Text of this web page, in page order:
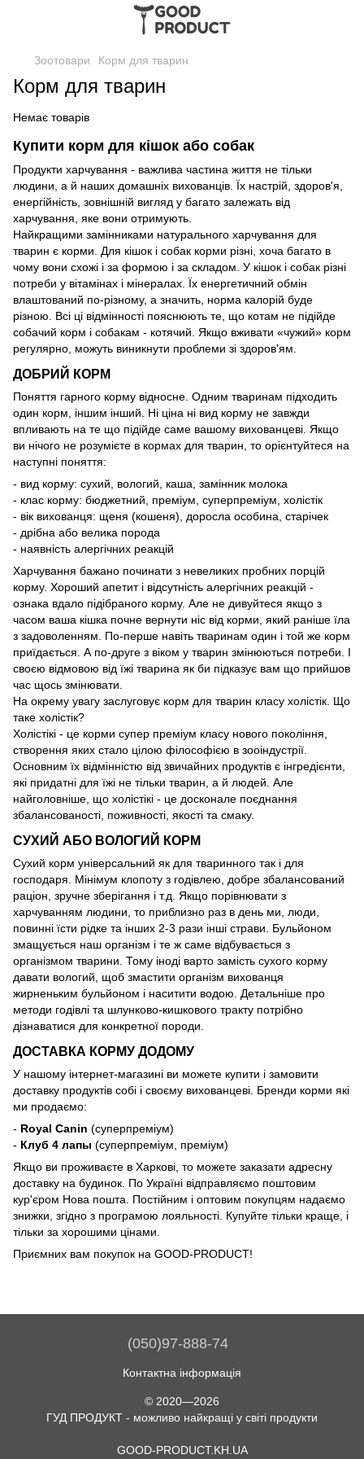
Зоотовари Корм для тварин
Корм для тварин
Немає товарів
Купити корм для кішок або собак
Продукти харчування - важлива частина життя не тільки
людини, а й наших домашніх вихованців. Їх настрій, здоров'я,
енергійність, зовнішній вигляд у багато залежать від
харчування, яке вони отримують.
Найкращими замінниками натурального харчування для
тварин є корми. Для кішок і собак корми різні, хоча багато в
чому вони схожі і за формою і за складом. У кішок і собак різні
потреби у вітамінах і мінералах. Їх енергетичний обмін
влаштований по-різному, а значить, норма калорій буде
різною. Всі ці відмінності пояснюють те, що котам не підійде
собачий корм і собакам - котячий. Якщо вживати «чужий» корм
регулярно, можуть виникнути проблеми зі здоров'ям.
ДОБРИЙ КОРМ
Поняття гарного корму відносне. Одним тваринам підходить
один корм, іншим інший. Ні ціна ні вид корму не завжди
впливають на те що підійде саме вашому вихованцеві. Якщо
ви нічого не розумієте в кормах для тварин, то орієнтуйтеся на
наступні поняття:
- вид корму: сухий, вологий, каша, замінник молока
- клас корму: бюджетний, преміум, суперпреміум, холістік
- вік вихованця: щеня (кошеня), доросла особина, старічек
- дрібна або велика порода
- наявність алергічних реакцій
Харчування бажано починати з невеликих пробних порцій
корму. Хороший апетит і відсутність алергічних реакцій -
ознака вдало підібраного корму. Але не дивуйтеся якщо з
часом ваша кішка почне вернути ніс від корми, який раніше їла
з задоволенням. По-перше навіть тваринам один і той же корм
приїдається. А по-друге з віком у тварин змінюються потреби. І
своєю відмовою від їжі тварина як би підказує вам що прийшов
час щось змінювати.
На окрему увагу заслуговує корм для тварин класу холістік. Що
таке холістік?
Холістікі - це корми супер преміум класу нового покоління,
створення яких стало цілою філософією в зооіндустрії.
Основним їх відмінністю від звичайних продуктів є інгредієнти,
які придатні для їжі не тільки тварин, а й людей. Але
найголовніше, що холістікі - це досконале поєднання
збалансованості, поживності, якості та смаку.
СУХИЙ АБО ВОЛОГИЙ КОРМ
Сухий корм універсальний як для тваринного так і для
господаря. Мінімум клопоту з годівлею, добре збалансований
раціон, зручне зберігання і т.д. Якщо порівнювати з
харчуванням людини, то приблизно раз в день ми, люди,
повинні їсти рідке та інших 2-3 рази інші страви. Бульйоном
змащується наш організм і те ж саме відбувається з
організмом тварини. Тому іноді варто замість сухого корму
давати вологий, щоб змастити організм вихованця
жирненьким бульйоном і наситити водою. Детальніше про
методи годівлі та шлунково-кишкового тракту потрібно
дізнаватися для конкретної породи.
ДОСТАВКА КОРМУ ДОДОМУ
У нашому інтернет-магазині ви можете купити і замовити
доставку продуктів собі і своєму вихованцеві. Бренди корми які
ми продаємо:
- Royal Canin (суперпреміум)
- Клуб 4 лапы (суперпреміум, преміум)
Якщо ви проживаєте в Харкові, то можете заказати адресну
доставку на будинок. По Україні відправляємо поштовим
кур'єром Нова пошта. Постійним і оптовим покупцям надаємо
знижки, згідно з програмою лояльності. Купуйте тільки краще, і
тільки за хорошими цінами.
Приємних вам покупок на GOOD-PRODUCT!
(050)97-888-74
Контактна інформація
© 2020—2026
ГУД ПРОДУКТ - можливо найкращі у світі продукти
GOOD-PRODUCT.KH.UA